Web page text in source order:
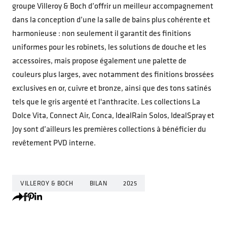
groupe Villeroy & Boch d’offrir un meilleur accompagnement
dans la conception d’une la salle de bains plus cohérente et
harmonieuse : non seulement il garantit des finitions
uniformes pour les robinets, les solutions de douche et les
accessoires, mais propose également une palette de
couleurs plus larges, avec notamment des finitions brossées
exclusives en or, cuivre et bronze, ainsi que des tons satinés
tels que le gris argenté et l'anthracite. Les collections La
Dolce Vita, Connect Air, Conca, IdealRain Solos, IdealSpray et
Joy sont d’ailleurs les premières collections à bénéficier du
revêtement PVD interne.
VILLEROY & BOCH BILAN 2025